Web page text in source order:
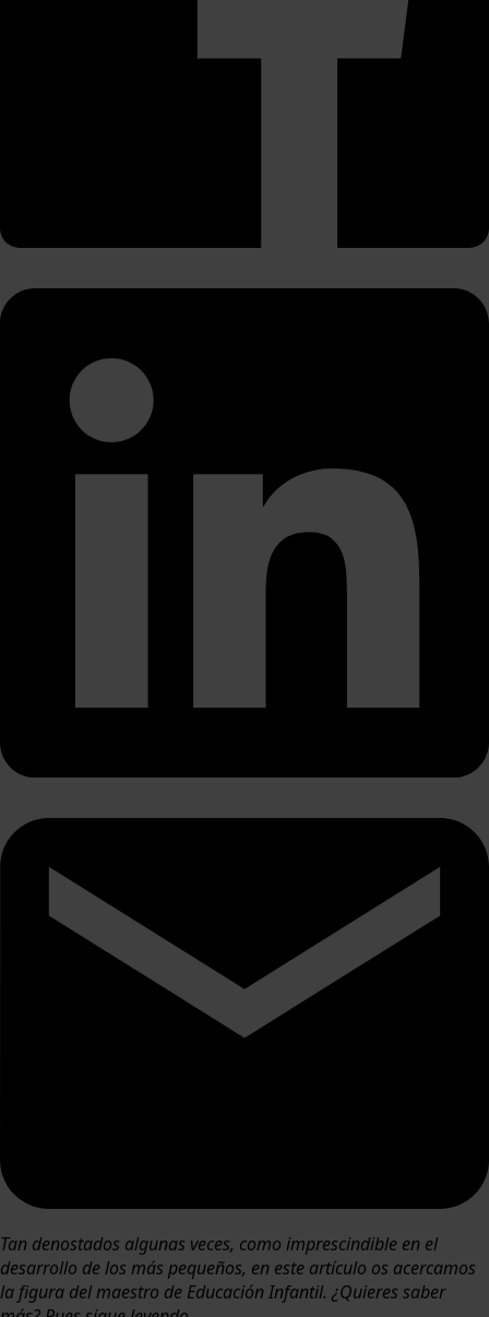
Tan denostados algunas veces, como imprescindible en el
desarrollo de los más pequeños, en este artículo os acercamos
la figura del maestro de Educación Infantil. ¿Quieres saber